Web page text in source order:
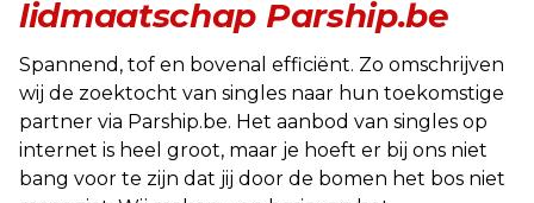
lidmaatschap Parship.be
Spannend, tof en bovenal efficiënt. Zo omschrijven
wij de zoektocht van singles naar hun toekomstige
partner via Parship.be. Het aanbod van singles op
internet is heel groot, maar je hoeft er bij ons niet
bang voor te zijn dat jij door de bomen het bos niet